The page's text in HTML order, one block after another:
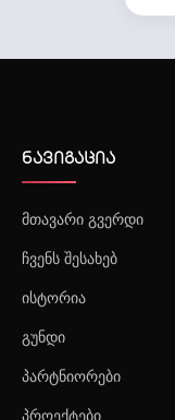
ნავიგაცია
მთავარი გვერდი
ჩვენს შესახებ
ისტორია
გუნდი
პარტნიორები
პროექტები